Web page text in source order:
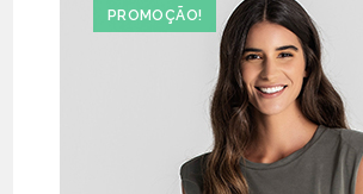
PROMOÇÃO!